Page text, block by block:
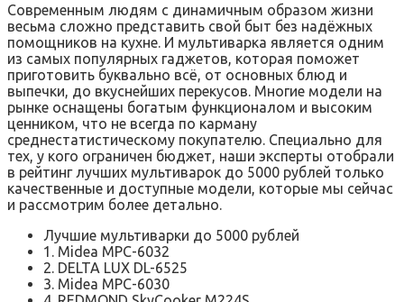
Современным людям с динамичным образом жизни
весьма сложно представить свой быт без надёжных
помощников на кухне. И мультиварка является одним
из самых популярных гаджетов, которая поможет
приготовить буквально всё, от основных блюд и
выпечки, до вкуснейших перекусов. Многие модели на
рынке оснащены богатым функционалом и высоким
ценником, что не всегда по карману
среднестатистическому покупателю. Специально для
тех, у кого ограничен бюджет, наши эксперты отобрали
в рейтинг лучших мультиварок до 5000 рублей только
качественные и доступные модели, которые мы сейчас
и рассмотрим более детально.
Лучшие мультиварки до 5000 рублей
1. Midea MPC-6032
2. DELTA LUX DL-6525
3. Midea MPC-6030